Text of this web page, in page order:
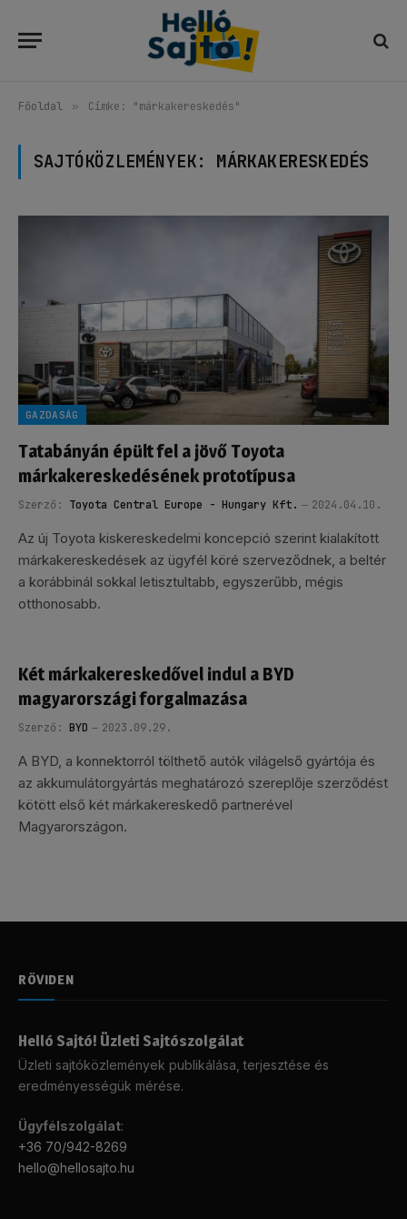
Főoldal » Címke: "márkakereskedés"
SAJTÓKÖZLEMÉNYEK: MÁRKAKERESKEDÉS
GAZDASÁG
Tatabányán épült fel a jövő Toyota
márkakereskedésének prototípusa
Szerző: Toyota Central Europe - Hungary Kft. 2024.04.10.
Az új Toyota kiskereskedelmi koncepció szerint kialakított
márkakereskedések az ügyfél köré szerveződnek, a beltér
a korábbinál sokkal letisztultabb, egyszerűbb, mégis
otthonosabb.
Két márkakereskedővel indul a BYD
magyarországi forgalmazása
Szerző: BYD 2023.09.29.
A BYD, a konnektorról tölthető autók világelső gyártója és
az akkumulátorgyártás meghatározó szereplője szerződést
kötött első két márkakereskedő partnerével
Magyarországon.
RÖVIDEN
Helló Sajtó! Üzleti Sajtószolgálat
Üzleti sajtóközlemények publikálása, terjesztése és
eredményességük mérése.
Ügyfélszolgálat:
+36 70/942-8269
hello@hellosajto.hu